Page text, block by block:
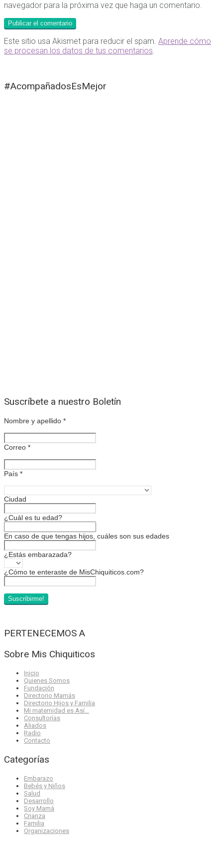
navegador para la próxima vez que haga un comentario.
Este sitio usa Akismet para reducir el spam. Aprende cómo
se procesan los datos de tus comentarios
#AcompañadosEsMejor
Suscríbete a nuestro Boletín
Nombre y apellido *
Correo *
País *
Ciudad
¿Cuál es tu edad?
En caso de que tengas hijos, cuáles son sus edades
¿Estás embarazada?
¿Cómo te enteraste de MisChiquiticos.com?
PERTENECEMOS A
Sobre Mis Chiquiticos
Inicio
Quienes Somos
Fundación
Directorio Mamás
Directorio Hijos y Familia
Mi maternidad es Así…
Consultorías
Aliados
Radio
Contacto
Categorías
Embarazo
Bebés y Niños
Salud
Desarrollo
Soy Mamá
Crianza
Familia
Organizaciones